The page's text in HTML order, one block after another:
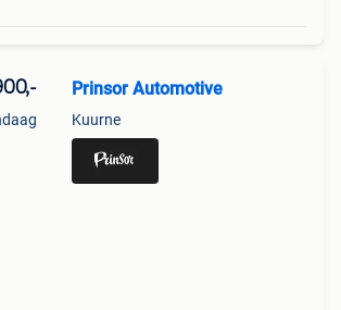
Prinsor Automotive
Kuurne